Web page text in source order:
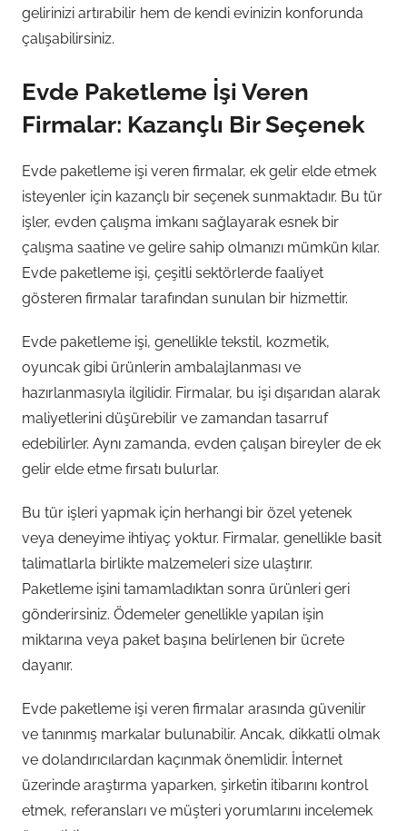
gelirinizi artırabilir hem de kendi evinizin konforunda
çalışabilirsiniz.
Evde Paketleme İşi Veren
Firmalar: Kazançlı Bir Seçenek
Evde paketleme işi veren firmalar, ek gelir elde etmek
isteyenler için kazançlı bir seçenek sunmaktadır. Bu tür
işler, evden çalışma imkanı sağlayarak esnek bir
çalışma saatine ve gelire sahip olmanızı mümkün kılar.
Evde paketleme işi, çeşitli sektörlerde faaliyet
gösteren firmalar tarafından sunulan bir hizmettir.
Evde paketleme işi, genellikle tekstil, kozmetik,
oyuncak gibi ürünlerin ambalajlanması ve
hazırlanmasıyla ilgilidir. Firmalar, bu işi dışarıdan alarak
maliyetlerini düşürebilir ve zamandan tasarruf
edebilirler. Aynı zamanda, evden çalışan bireyler de ek
gelir elde etme fırsatı bulurlar.
Bu tür işleri yapmak için herhangi bir özel yetenek
veya deneyime ihtiyaç yoktur. Firmalar, genellikle basit
talimatlarla birlikte malzemeleri size ulaştırır.
Paketleme işini tamamladıktan sonra ürünleri geri
gönderirsiniz. Ödemeler genellikle yapılan işin
miktarına veya paket başına belirlenen bir ücrete
dayanır.
Evde paketleme işi veren firmalar arasında güvenilir
ve tanınmış markalar bulunabilir. Ancak, dikkatli olmak
ve dolandırıcılardan kaçınmak önemlidir. İnternet
üzerinde araştırma yaparken, şirketin itibarını kontrol
etmek, referansları ve müşteri yorumlarını incelemek